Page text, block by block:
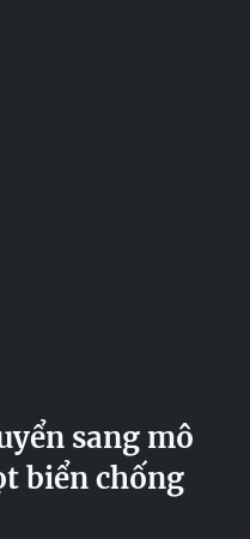
sang mô
biển chống